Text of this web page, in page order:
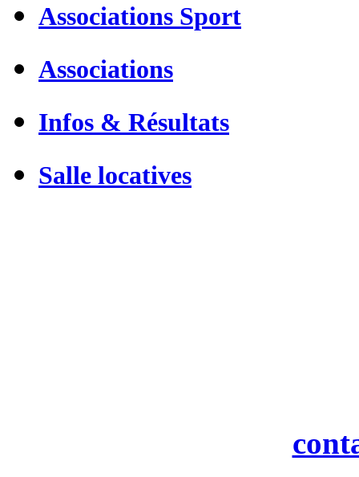
Associations Sport
Associations
Infos & Résultats
Salle locatives